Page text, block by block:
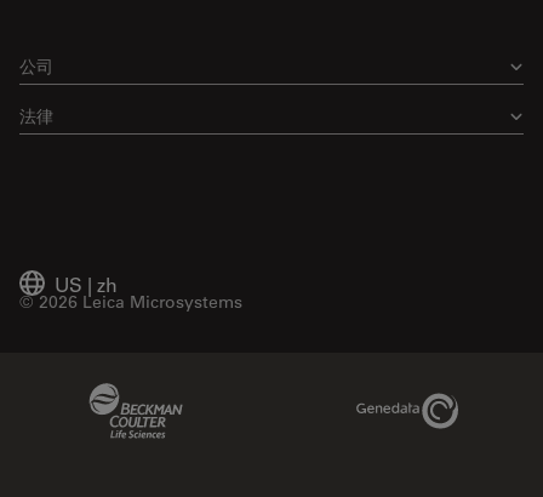
公司
法律
US | zh
© 2026 Leica Microsystems
Genedata Link